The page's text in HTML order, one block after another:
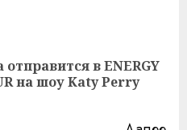
в ENERGY
на шоу Katy Perry